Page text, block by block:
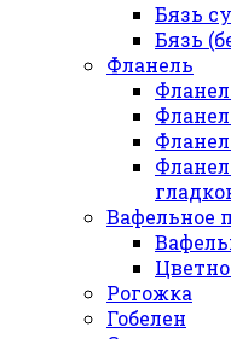
Бязь
Бязь
Фланель
Вафельное
Рогожка
Гобелен